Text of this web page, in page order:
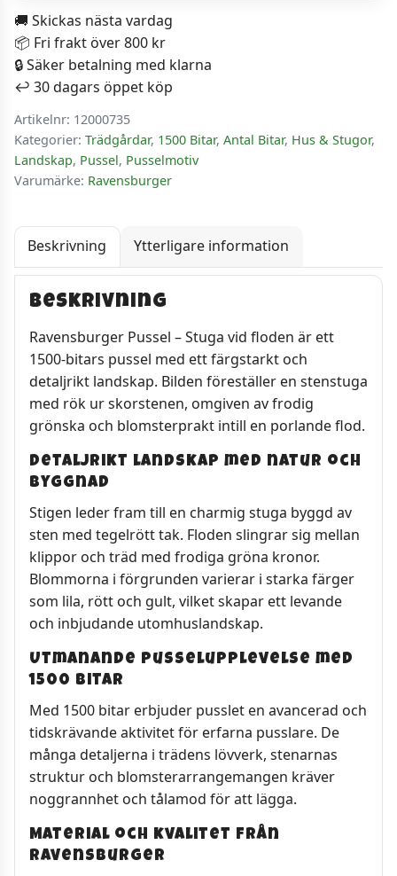
vid
floden
1500
bitar
mängd
🚚 Skickas nästa vardag
📦 Fri frakt över 800 kr
🔒 Säker betalning med klarna
↩️ 30 dagars öppet köp
Artikelnr: 12000735
Kategorier: Trädgårdar, 1500 Bitar, Antal Bitar, Hus & Stugor,
Landskap, Pussel, Pusselmotiv
Varumärke: Ravensburger
Beskrivning Ytterligare information
Beskrivning
Ravensburger Pussel – Stuga vid floden är ett
1500-bitars pussel med ett färgstarkt och
detaljrikt landskap. Bilden föreställer en stenstuga
med rök ur skorstenen, omgiven av frodig
grönska och blomsterprakt intill en porlande flod.
Detaljrikt landskap med natur och
byggnad
Stigen leder fram till en charmig stuga byggd av
sten med tegelrött tak. Floden slingrar sig mellan
klippor och träd med frodiga gröna kronor.
Blommorna i förgrunden varierar i starka färger
som lila, rött och gult, vilket skapar ett levande
och inbjudande utomhuslandskap.
Utmanande pusselupplevelse med
1500 bitar
Med 1500 bitar erbjuder pusslet en avancerad och
tidskrävande aktivitet för erfarna pusslare. De
många detaljerna i trädens lövverk, stenarnas
struktur och blomsterarrangemangen kräver
noggrannhet och tålamod för att lägga.
Material och kvalitet från
Ravensburger